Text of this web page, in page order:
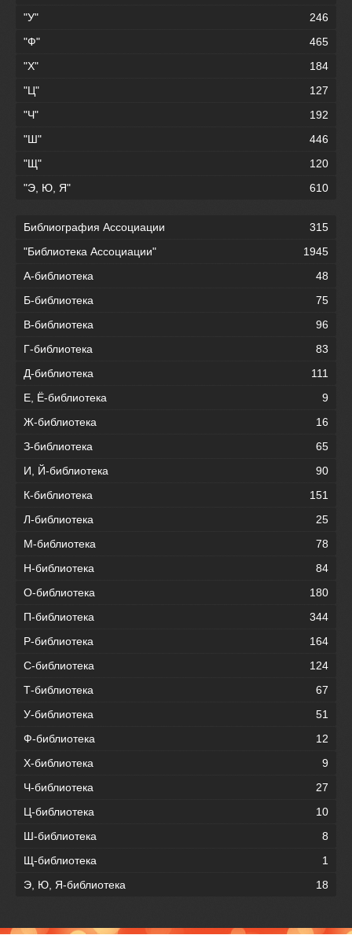
"У"
246
"Ф"
465
"Х"
184
"Ц"
127
"Ч"
192
"Ш"
446
"Щ"
120
"Э, Ю, Я"
610
Библиография Ассоциации
315
"Библиотека Ассоциации"
1945
А-библиотека
48
Б-библиотека
75
В-библиотека
96
Г-библиотека
83
Д-библиотека
111
Е, Ё-библиотека
9
Ж-библиотека
16
З-библиотека
65
И, Й-библиотека
90
К-библиотека
151
Л-библиотека
25
М-библиотека
78
Н-библиотека
84
О-библиотека
180
П-библиотека
344
Р-библиотека
164
С-библиотека
124
Т-библиотека
67
У-библиотека
51
Ф-библиотека
12
Х-библиотека
9
Ч-библиотека
27
Ц-библиотека
10
Ш-библиотека
8
Щ-библиотека
1
Э, Ю, Я-библиотека
18